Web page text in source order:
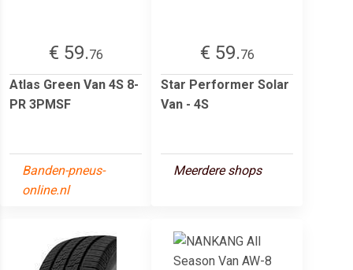
€ 59.76
Atlas Green Van 4S 8-
PR 3PMSF
Banden-pneus-
online.nl
€ 59.76
Star Performer Solar
Van - 4S
Meerdere shops